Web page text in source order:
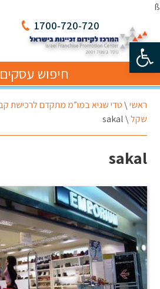
פתח סרגל נגישות
ß
1700-720-720
חיפוש עסקים
ראשי\
שקל\
sakal
sakal